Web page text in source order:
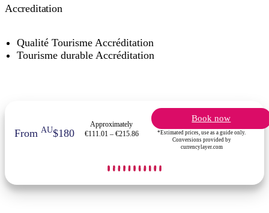
Accreditation
Qualité Tourisme Accréditation
Tourisme durable Accréditation
FromAU$180
Approximately
€111.01 – €215.86
Book now
*Estimated prices, use as a guide only.
Conversions provided by
currencylayer.com